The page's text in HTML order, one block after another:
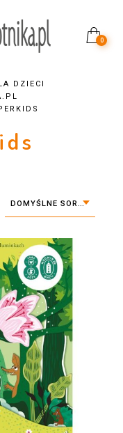
0
DZIECI
DOMYŚLNE SORTOWANIE